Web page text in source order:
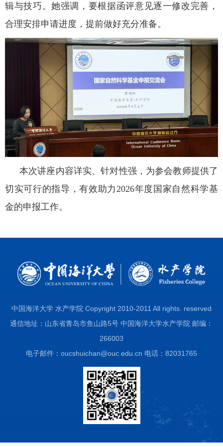
辑与技巧。她强调，要根据函评意见逐一修改完善，
合理安排申请进度，提前做好充分准备。
本次讲座内容详实、针对性强，为参会教师提供了
切实可行的指导，有效助力2026年度国家自然科学基
金的申报工作。
中国海洋大学 水产学院 Copyright 2010-2011 All rights. reserved
通信地址：山东省青岛市鱼山路5号 中国海洋大学水产学院 邮编：
266003
电子邮件：oucshuichan@ouc.edu.cn 电话：82031765